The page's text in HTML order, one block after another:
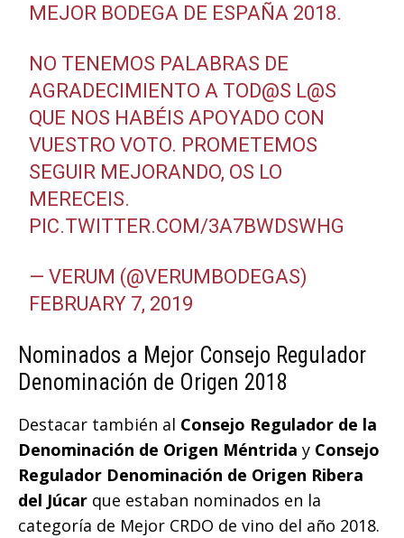
MEJOR BODEGA DE ESPAÑA 2018.
NO TENEMOS PALABRAS DE
AGRADECIMIENTO A TOD@S L@S
QUE NOS HABÉIS APOYADO CON
VUESTRO VOTO. PROMETEMOS
SEGUIR MEJORANDO, OS LO
MERECEIS.
PIC.TWITTER.COM/3A7BWDSWHG
— VERUM (@VERUMBODEGAS)
FEBRUARY 7, 2019
Nominados a Mejor Consejo Regulador
Denominación de Origen 2018
Destacar también al Consejo Regulador de la
Denominación de Origen Méntrida y Consejo
Regulador Denominación de Origen Ribera
del Júcar que estaban nominados en la
categoría de Mejor CRDO de vino del año 2018.